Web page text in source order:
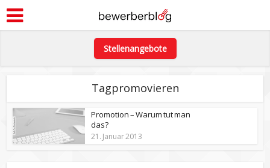
Stellenangebote
Tagpromovieren
Promotion – Warum tut man
das?
21. Januar 2013